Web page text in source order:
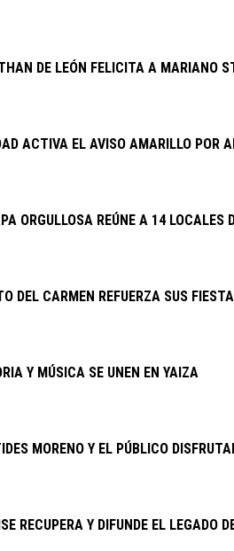
DOS VARONES POR PRESUNTO
DE CUIDADOS
EN PLANES DE EMPLEO
PRONÓSTICO DEL TRASPLANTE
EL ERROR DE 2025 Y
LA LIMPIEZA VIARIA Y LA
AMBULANTE
DE LEÓN FELICITA A MARIANO
ACTIVA EL AVISO AMARILLO POR
ORGULLOSA REÚNE A 14 LOCALES
DEL CARMEN REFUERZA SUS
Y MÚSICA SE UNEN EN YAIZA
MORENO Y EL PÚBLICO
RECUPERA Y DIFUNDE EL